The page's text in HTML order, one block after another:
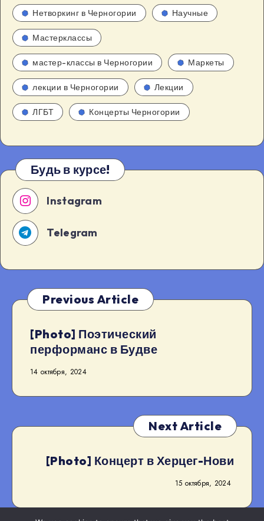
Нетворкинг в Черногории Научные
Мастерклассы
мастер-классы в Черногории Маркеты
лекции в Черногории Лекции
ЛГБТ Концерты Черногории
Будь в курсе!
Instagram
Telegram
Previous Article
[Photo] Поэтический
перформанс в Будве
14 октября, 2024
Next Article
[Photo] Концерт в Херцег-Нови
15 октября, 2024